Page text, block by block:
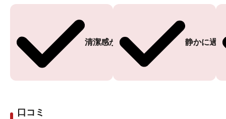
清潔感がある 静かに過
口コミ